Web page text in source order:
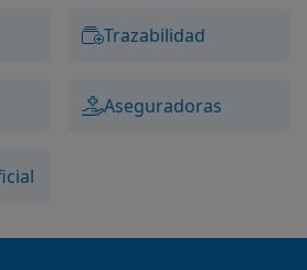
Trazabilidad
Aseguradoras